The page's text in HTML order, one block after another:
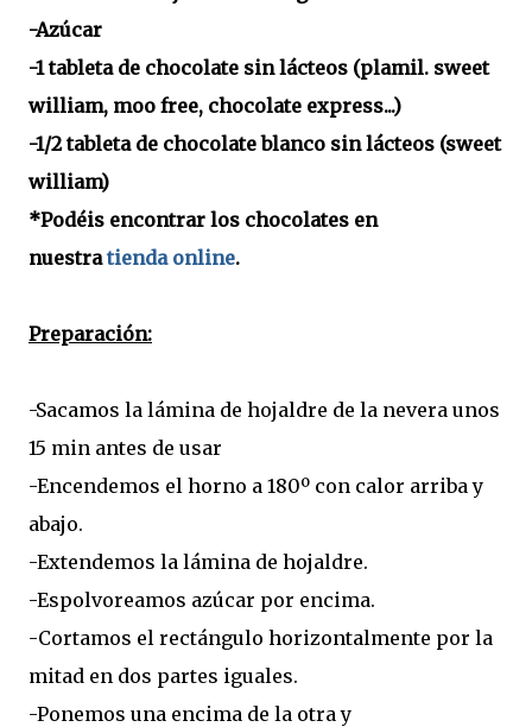
-Azúcar
-1 tableta de chocolate sin lácteos (plamil. sweet
william, moo free, chocolate express...)
-1/2 tableta de chocolate blanco sin lácteos (sweet
william)
*Podéis encontrar los chocolates en
nuestratienda online.
Preparación:
-Sacamos la lámina de hojaldre de la nevera unos
15 min antes de usar
-Encendemos el horno a 180º con calor arriba y
abajo.
-Extendemos la lámina de hojaldre.
-Espolvoreamos azúcar por encima.
-Cortamos el rectángulo horizontalmente por la
mitad en dos partes iguales.
-Ponemos una encima de la otra y